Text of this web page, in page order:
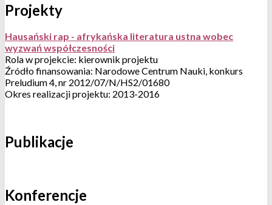
Projekty
Hausański rap - afrykańska literatura ustna wobec
wyzwań współczesności
Rola w projekcie: kierownik projektu
Źródło finansowania: Narodowe Centrum Nauki, konkurs
Preludium 4, nr 2012/07/N/HS2/01680
Okres realizacji projektu: 2013-2016
Publikacje
Konferencje